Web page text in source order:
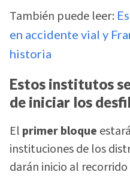
También puede leer:
en accidente vial y
historia
Estos institutos
de iniciar los
El primer bloque
instituciones de los
darán inicio al